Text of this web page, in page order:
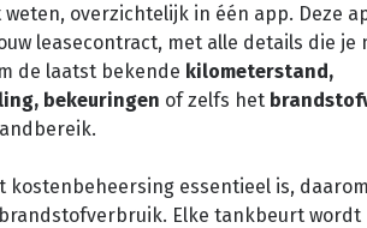
weten, overzichtelijk in één app. Deze
leasecontract, met alle details die je
de laatst bekende kilometerstand,
bekeuringen of zelfs het
kostenbeheersing essentieel is,
Elke tankbeurt wordt